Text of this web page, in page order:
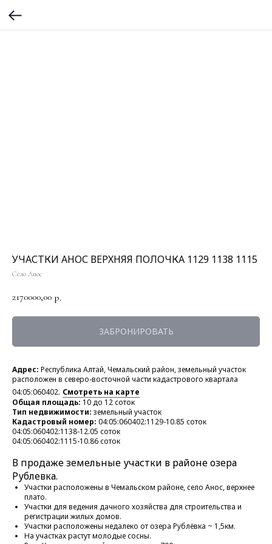
УЧАСТКИ АНОС ВЕРХНЯЯ ПОЛОЧКА 1129 1138 1115
Село Анос
2170000,00 р.
ЗАБРОНИРОВАТЬ
Адрес: Республика Алтай, Чемальский район, земельный участок
расположен в северо-восточной части кадастрового квартала
04:05:060402. Смотреть на карте
Общая площадь: 10 до 12 соток
Тип недвижимости: земельный участок
Кадастровый номер: 04:05:060402:1129-10.85 соток
04:05:060402:1138-12.05 соток
04:05:060402:1115-10.86 соток
В продаже земельные участки в районе озера
Рублевка.
Участки расположены в Чемальском районе, село Анос, верхнее
плато.
Участки для ведения дачного хозяйства для строительства и
регистрации жилых домов.
Участки расположены недалеко от озера Рублёвка ~ 1,5км.
На участках растут молодые сосны.